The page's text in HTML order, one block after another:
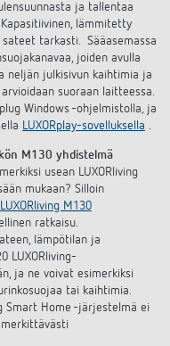
ja tallentaa
lämmitetty
tarkasti. Sääasemassa
joiden avulla
neljän julkisivun kaihtimia ja
suoraan laitteessa.
Windows -ohjelmistolla, ja
LUXORplay-sovelluksella .
M130 yhdistelmä
usean LUXORliving
mukaan? Silloin
LUXORliving M130
ratkaisu.
lämpötilan ja
LUXORliving-
ja ne voivat esimerkiksi
tai kaihtimia.
Smart Home -järjestelmä ei